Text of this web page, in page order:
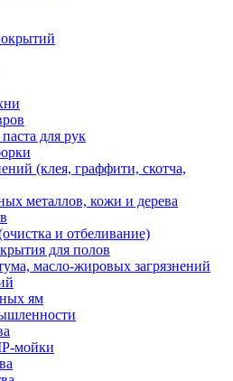
для рук
(клея, граффити, скотча,
металлов, кожи и дерева
и отбеливание)
для полов
масло-жировых загрязнений
ям
мойки